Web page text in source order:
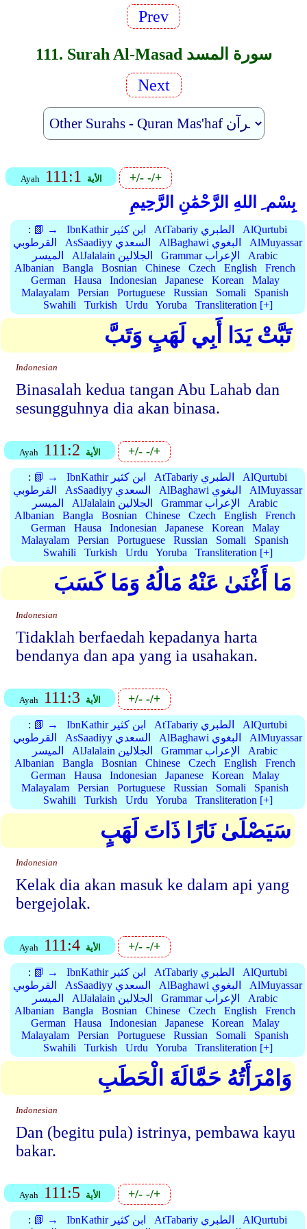
Prev
111. Surah Al-Masad سورة المسد
Next
Ayah 111:1 الأية +/--/+
بِسْم ِ اللهِ الرَّحْمَٰنِ الرَّحِيمِ
: 📗 → IbnKathir ابن كثير AtTabariy الطبري
AlQurtubi
القرطوبي
AsSaadiyy السعدي AlBaghawi البغوي
AlMuyassar
الميسر
AlJalalain الجلالين Grammar الإعراب
Arabic
Albanian
Bangla Bosnian Chinese Czech English
French
German
Hausa Indonesian Japanese Korean
Malay
Malayalam
Persian Portuguese Russian Somali
Spanish
Swahili
Turkish Urdu Yoruba Transliteration [+]
تَبَّتْ يَدَا أَبِي لَهَبٍ وَتَبَّ
Indonesian
Binasalah kedua tangan Abu Lahab dan
sesungguhnya dia akan binasa.
Ayah 111:2 الأية +/--/+
: 📗 → IbnKathir ابن كثير AtTabariy الطبري
AlQurtubi
القرطوبي
AsSaadiyy السعدي AlBaghawi البغوي
AlMuyassar
الميسر
AlJalalain الجلالين Grammar الإعراب
Arabic
Albanian
Bangla Bosnian Chinese Czech English
French
German
Hausa Indonesian Japanese Korean
Malay
Malayalam
Persian Portuguese Russian Somali
Spanish
Swahili
Turkish Urdu Yoruba Transliteration [+]
مَا أَغْنَىٰ عَنْهُ مَالُهُ وَمَا كَسَبَ
Indonesian
Tidaklah berfaedah kepadanya harta
bendanya dan apa yang ia usahakan.
Ayah 111:3 الأية +/--/+
: 📗 → IbnKathir ابن كثير AtTabariy الطبري
AlQurtubi
القرطوبي
AsSaadiyy السعدي AlBaghawi البغوي
AlMuyassar
الميسر
AlJalalain الجلالين Grammar الإعراب
Arabic
Albanian
Bangla Bosnian Chinese Czech English
French
German
Hausa Indonesian Japanese Korean
Malay
Malayalam
Persian Portuguese Russian Somali
Spanish
Swahili
Turkish Urdu Yoruba Transliteration [+]
سَيَصْلَىٰ نَارًا ذَاتَ لَهَبٍ
Indonesian
Kelak dia akan masuk ke dalam api yang
bergejolak.
Ayah 111:4 الأية +/--/+
: 📗 → IbnKathir ابن كثير AtTabariy الطبري
AlQurtubi
القرطوبي
AsSaadiyy السعدي AlBaghawi البغوي
AlMuyassar
الميسر
AlJalalain الجلالين Grammar الإعراب
Arabic
Albanian
Bangla Bosnian Chinese Czech English
French
German
Hausa Indonesian Japanese Korean
Malay
Malayalam
Persian Portuguese Russian Somali
Spanish
Swahili
Turkish Urdu Yoruba Transliteration [+]
وَامْرَأَتُهُ حَمَّالَةَ الْحَطَبِ
Indonesian
Dan (begitu pula) istrinya, pembawa kayu
bakar.
Ayah 111:5 الأية +/--/+
: 📗 → IbnKathir ابن كثير AtTabariy الطبري
AlQurtubi